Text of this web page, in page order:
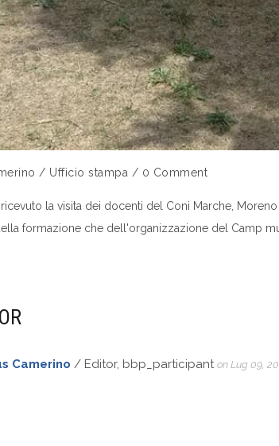
/ Ufficio stampa / 0 Comment
ricevuto la visita dei docenti del Coni Marche,
formazione che dell'organizzazione del Camp
Camerino / Editor, bbp_participant on Lug 09,